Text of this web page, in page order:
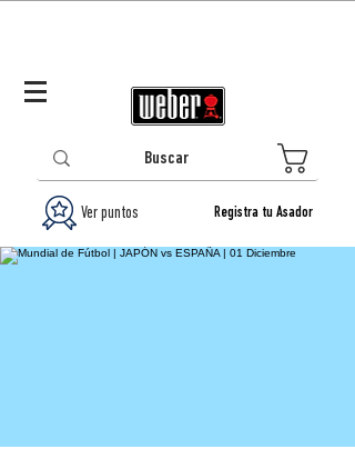
Ver puntos Registra tu Asador